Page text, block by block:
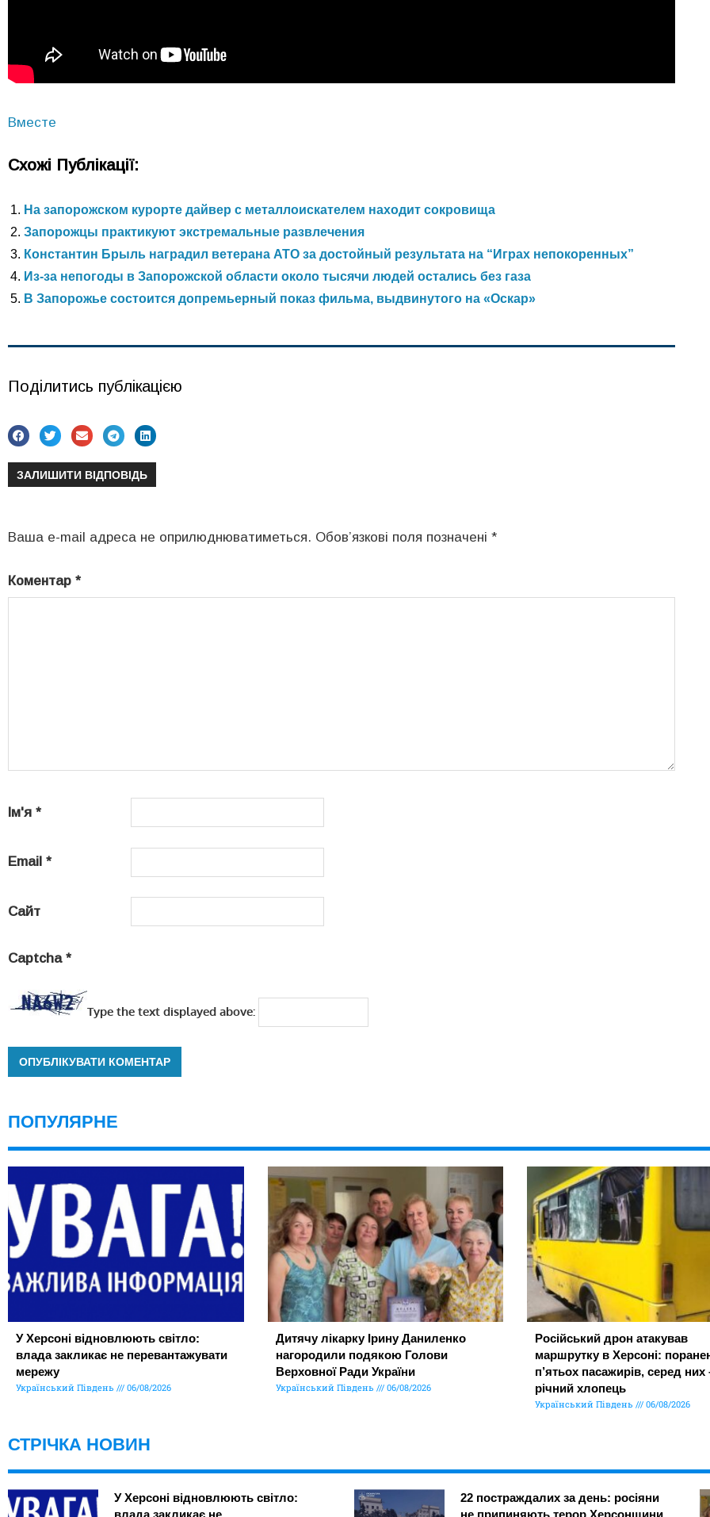
Вместе
Схожі Публікації:
На запорожском курорте дайвер с металлоискателем находит сокровища
Запорожцы практикуют экстремальные развлечения
Константин Брыль наградил ветерана АТО за достойный результата на “Играх непокоренных”
Из-за непогоды в Запорожской области около тысячи людей остались без газа
В Запорожье состоится допремьерный показ фильма, выдвинутого на «Оскар»
Поділитись публікацією
ЗАЛИШИТИ ВІДПОВІДЬ
Ваша e-mail адреса не оприлюднюватиметься. Обов’язкові поля позначені *
Коментар *
Ім'я *
Email *
Сайт
Captcha *
Type the text displayed above:
ПОПУЛЯРНЕ
У Херсоні відновлюють світло:
влада закликає не перевантажувати
мережу
Український Південь 06/08/2026
Дитячу лікарку Ірину Даниленко
нагородили подякою Голови
Верховної Ради України
Український Південь 06/08/2026
Російський дрон атакував
маршрутку в Херсоні:
п’ятьох пасажирів, серед них
річний хлопець
Український Південь 06/08/2026
СТРІЧКА НОВИН
У Херсоні відновлюють світло:
22 постраждалих за день: росіяни